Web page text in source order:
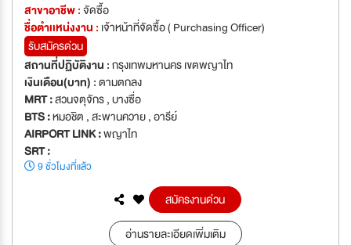
สาขาอาชีพ :จัดซื้อ
ชื่อตำเเหน่งงาน : เจ้าหน้าที่จัดซื้อ ( Purchasing Officer)
รับสมัครด่วน
สถานที่ปฏิบัติงาน :กรุงเทพมหานคร เขตพญาไท
เงินเดือน(บาท) :ตามตกลง
MRT :สวนจตุจักร , บางซื่อ
BTS :หมอชิต , สะพานควาย , อารีย์
AIRPORT LINK :พญาไท
SRT :
9 ชั่วโมงที่แล้ว
สมัครงานด่วน
อ่านรายละเอียดเพิ่มเติม